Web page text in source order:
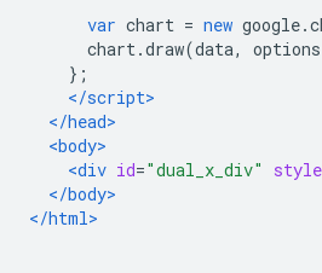
var chart = new google.
chart.draw(data, options
};
</script>
</head>
<body>
<div id="dual_x_div" style
</body>
</html>